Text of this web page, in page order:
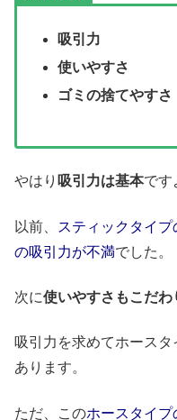
吸引力
使いやすさ
ゴミの捨てやすさ
やはり 吸引力は基本です
以前、
スティックタイ
の吸引力が不満でした。
次に使いやすさもこだわ
吸引力を求めてホース
あります。
ただ、このホースタイプ